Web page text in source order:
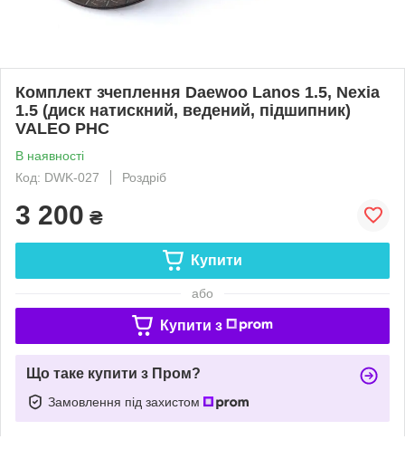
Комплект зчеплення Daewoo Lanos 1.5, Nexia
1.5 (диск натискний, ведений, підшипник)
VALEO PHC
В наявності
Код: DWK-027
Роздріб
3 200 ₴
Купити
або
Купити з
Що таке купити з Пром?
Замовлення під захистом